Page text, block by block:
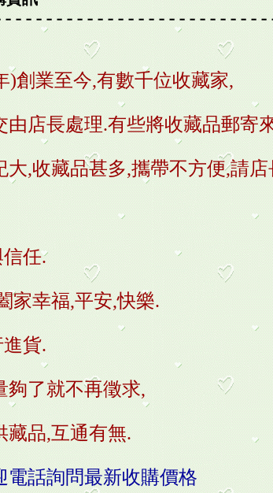
)創業至今,有數千位收藏家,
店長處理.有些將收藏品郵寄
,收藏品甚多,攜帶不方便,請店
任.
家幸福,平安,快樂.
貨.
夠了就不再徵求,
藏品,互通有無.
電話詢問最新收購價格